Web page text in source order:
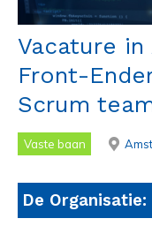
Vacature in
Front-
Scrum
Vaste baan
De Organisatie: